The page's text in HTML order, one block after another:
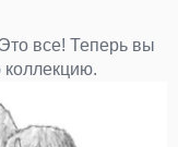
все! Теперь вы
коллекцию.